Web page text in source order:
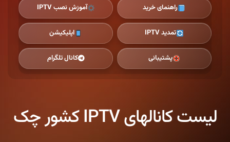
راهنمای خرید آموزش نصب IPTV
تمدید IPTV اپلیکیشن
پشتیبانی کانال تلگرام
لیست کانالهای IPTV کشور چک